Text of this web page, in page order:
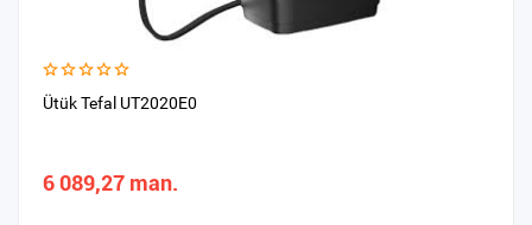
Ütük Tefal UT2020E0
6 089,27 man.